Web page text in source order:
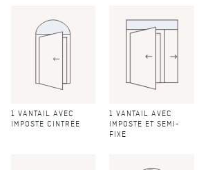
1 VANTAIL AVEC
IMPOSTE CINTRÉE
1 VANTAIL AVEC
IMPOSTE ET SEMI-
FIXE